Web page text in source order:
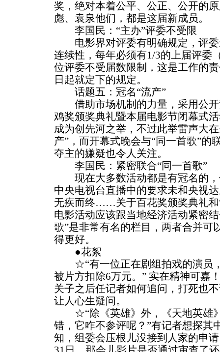
奖，绝对本着公平、公正、公开的
彪、袁泉他们，都是这届新成员。
李国民：“主办”评委不受限
电影界对评委有明确规定，评委
连续性，每年必须有1/3的上届评委
位评委不受届数限制，这是工作的
日起就定下的规定。
话题五：冠名“流产”
借助市场机制的力量，采用公开
鸡奖颁奖典礼暨本届电影节闭幕式
成为创先河之举，不过此举雷声大
产”，而开幕式晚会与“同一首歌”的
夺主的嫌疑也令人关注。
李国民：紧密联合“同一首歌”
现在大多数活动都是有冠名的，
中央电视台直播中的要求未和央视
无疾而终……关于百花奖颁奖典礼和
电影活动应该跟当地经济活动紧密
歌”是非常有名的栏目，两者合并可
得更好。
●花絮
☆“有一位正在剧组拍戏的演员
被片方扣除6万元。” 实在精神可嘉
关子之后任记者如何追问，打死也
让人心生疑问。
☆“除《英雄》外，《天地英雄
错，它咋不参评呢？”有记者想探其
知，组委会压根儿没接到人家的申